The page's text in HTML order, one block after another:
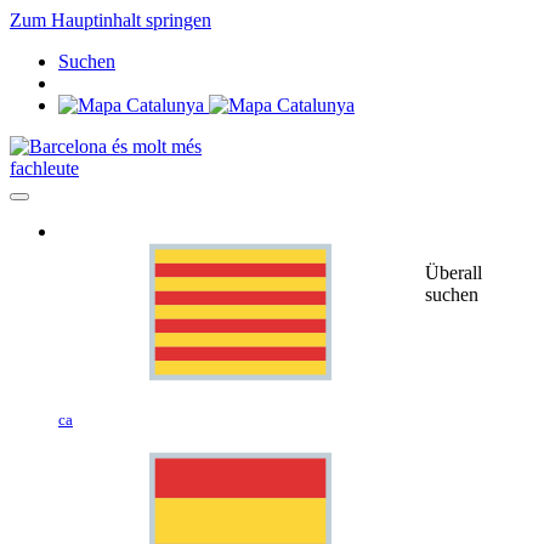
Zum Hauptinhalt springen
Suchen
fachleute
ca
Überall
suchen